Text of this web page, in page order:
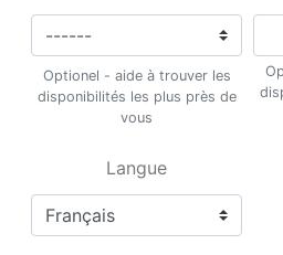
Optionel - aide à trouver les
disponibilités les plus près de
vous
Langue